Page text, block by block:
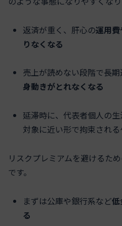
返済が重く、肝心の運用
りなくなる
売上が読めない段階で長期
身動きがとれなくなる
延滞時に、代表者個人の
対象に近い形で拘束され
リスクプレミアムを避けるた
です。
まずは公庫や銀行系など
る